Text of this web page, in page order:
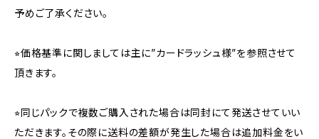
予めご了承ください。
⭐︎価格基準に関しましては主に”カードラッシュ様”を参照させて
頂きます。
⭐︎同じパックで複数ご購入された場合は同封にて発送させていい
ただきます。その際に送料の差額が発生した場合は追加料金をい